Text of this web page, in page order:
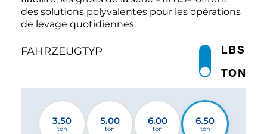
des solutions polyvalentes pour les opérations
de levage quotidiennes.
FAHRZEUGTYP
TON
LBS
3.50
ton
5.00
ton
6.00
ton
6.50
ton